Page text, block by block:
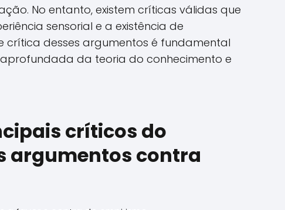
No entanto, existem críticas válidas que
sensorial e a existência de
crítica desses argumentos é fundamental
da teoria do conhecimento e
críticos do
argumentos contra